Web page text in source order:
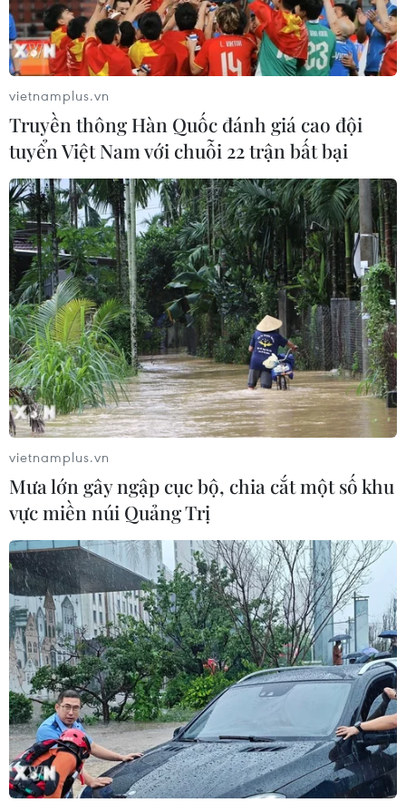
Hà Tĩnh: Học sinh từ mầm non đến THCS
ở Hương Khê nghỉ học do mưa lũ
08/10/2020 11:01
Trong ngày 9/10, nếu tình hình mưa lũ còn tiếp tục thì
rất có thể gần 3.000 học sinh trung học phổ thông,
trường nội trú, các cơ sở giáo dục trên địa bàn cũng
phải nghỉ học.
Công điện của Thủ tướng về công tác ứng
phó với mưa lũ miền Trung
vietnamplus.vn
Truyền thông Hàn Quốc đánh giá cao đội
tuyển Việt Nam với chuỗi 22 trận bất bại
vietnamplus.vn
Mưa lớn gây ngập cục bộ, chia cắt một số khu
vực miền núi Quảng Trị